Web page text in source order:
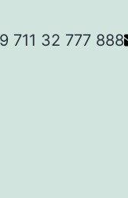
711 32 777 888